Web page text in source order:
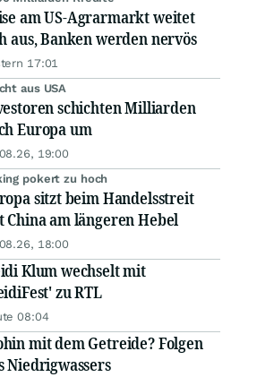
am US-Agrarmarkt weitet
aus, Banken werden nervös
17:01
aus USA
schichten Milliarden
Europa um
19:00
pokert zu hoch
sitzt beim Handelsstreit
China am längeren Hebel
18:00
Klum wechselt mit
zu RTL
08:04
mit dem Getreide? Folgen
Niedrigwassers